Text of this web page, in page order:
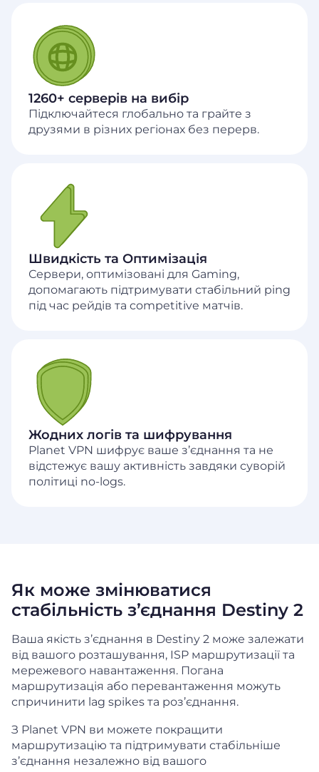
1260+ серверів на вибір
Підключайтеся глобально та грайте з
друзями в різних регіонах без перерв.
Швидкість та Оптимізація
Сервери, оптимізовані для Gaming,
допомагають підтримувати стабільний ping
під час рейдів та competitive матчів.
Жодних логів та шифрування
Planet VPN шифрує ваше з’єднання та не
відстежує вашу активність завдяки суворій
політиці no-logs.
Як може змінюватися
стабільність з’єднання Destiny 2
Ваша якість з’єднання в Destiny 2 може залежати
від вашого розташування, ISP маршрутизації та
мережевого навантаження. Погана
маршрутизація або перевантаження можуть
спричинити lag spikes та роз’єднання.
З Planet VPN ви можете покращити
маршрутизацію та підтримувати стабільніше
з’єднання незалежно від вашого